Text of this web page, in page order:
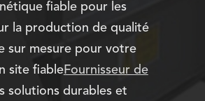
fiable pour les
la production de qualité
sur mesure pour votre
site fiableFournisseur de
solutions durables et